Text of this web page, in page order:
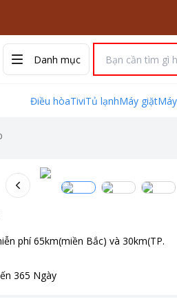
Danh mục
Điều hòaTiviTủ lạnhMáy giặt
phí 65km(miền Bắc) và 30km(TP.
365 Ngày